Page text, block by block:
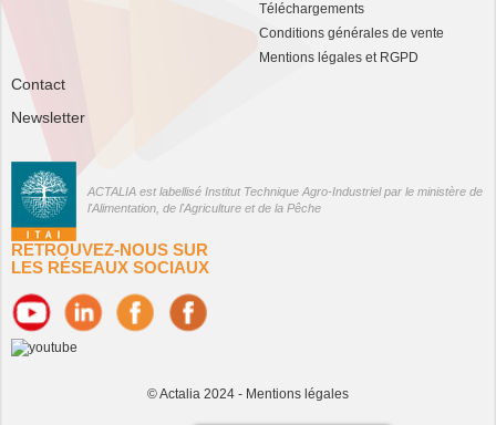
Téléchargements
Conditions générales de vente
Mentions légales et RGPD
Contact
Newsletter
ACTALIA est labellisé Institut Technique Agro-Industriel par le ministère de
l'Alimentation, de l'Agriculture et de la Pêche
RETROUVEZ-NOUS SUR
LES RÉSEAUX SOCIAUX
© Actalia 2024 - Mentions légales